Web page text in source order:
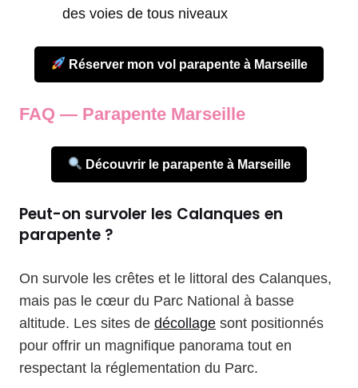
des voies de tous niveaux
Réserver mon vol parapente à Marseille
FAQ — Parapente Marseille
Découvrir le parapente à Marseille
Peut-on survoler les Calanques en
parapente ?
On survole les crêtes et le littoral des Calanques,
mais pas le cœur du Parc National à basse
altitude. Les sites de décollage sont positionnés
pour offrir un magnifique panorama tout en
respectant la réglementation du Parc.